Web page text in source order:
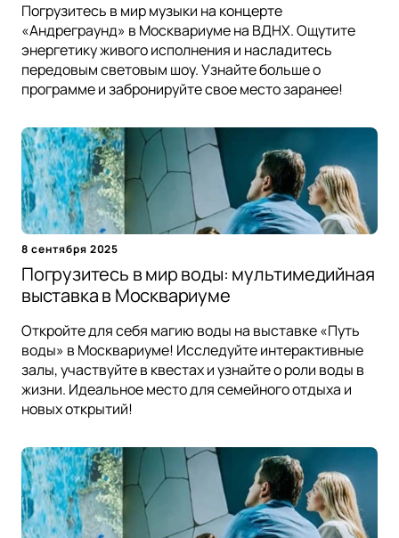
Погрузитесь в мир музыки на концерте
«Андреграунд» в Москвариуме на ВДНХ. Ощутите
энергетику живого исполнения и насладитесь
передовым световым шоу. Узнайте больше о
программе и забронируйте свое место заранее!
8 сентября 2025
Погрузитесь в мир воды: мультимедийная
выставка в Москвариуме
Откройте для себя магию воды на выставке «Путь
воды» в Москвариуме! Исследуйте интерактивные
залы, участвуйте в квестах и узнайте о роли воды в
жизни. Идеальное место для семейного отдыха и
новых открытий!